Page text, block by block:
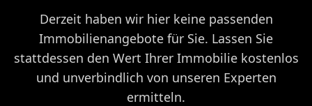
Derzeit haben wir hier keine passenden
Immobilienangebote für Sie. Lassen Sie
stattdessen den Wert Ihrer Immobilie kostenlos
und unverbindlich von unseren Experten
ermitteln.